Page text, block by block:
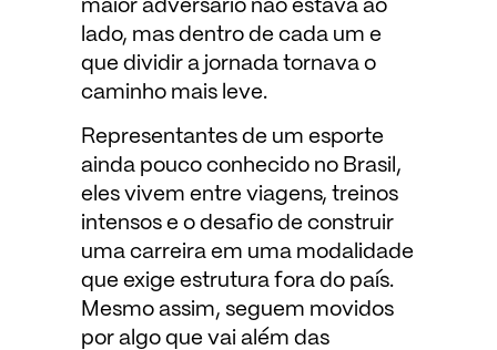
maior adversário não estava ao
lado, mas dentro de cada um e
que dividir a jornada tornava o
caminho mais leve.
Representantes de um esporte
ainda pouco conhecido no Brasil,
eles vivem entre viagens, treinos
intensos e o desafio de construir
uma carreira em uma modalidade
que exige estrutura fora do país.
Mesmo assim, seguem movidos
por algo que vai além das